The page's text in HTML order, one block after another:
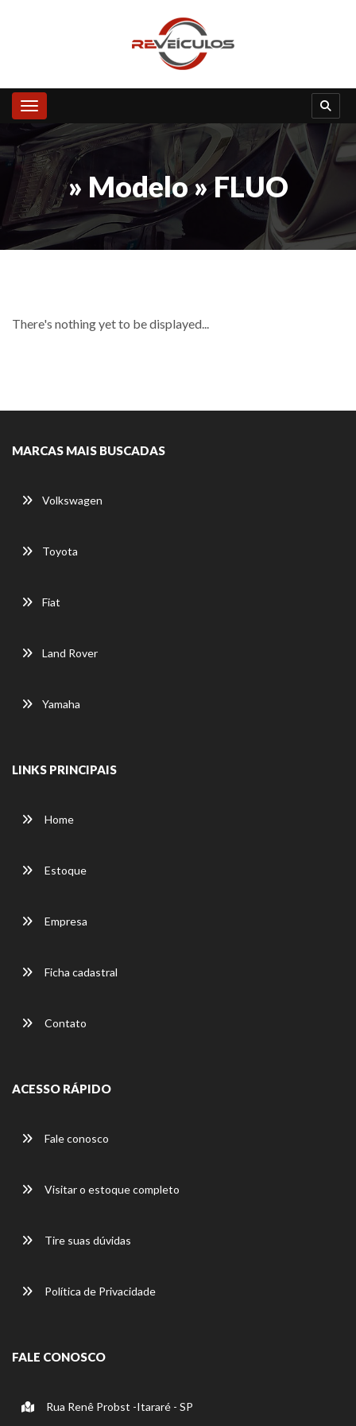
Toggle navigation
» Modelo » FLUO
There's nothing yet to be displayed...
MARCAS MAIS BUSCADAS
Volkswagen
Toyota
Fiat
Land Rover
Yamaha
LINKS PRINCIPAIS
Home
Estoque
Empresa
Ficha cadastral
Contato
ACESSO RÁPIDO
Fale conosco
Visitar o estoque completo
Tire suas dúvidas
Política de Privacidade
FALE CONOSCO
Rua Renê Probst -Itararé - SP